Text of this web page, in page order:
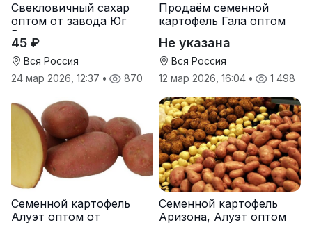
Свекловичный сахар
оптом от завода Юг
Руси
45 ₽
Вся Россия
24 мар 2026, 12:37 • 870
Продаём семенной
картофель Гала оптом
Не указана
Вся Россия
12 мар 2026, 16:04 • 1 498
Семенной картофель
Алуэт оптом от
Семенной картофель
Аризона, Алуэт оптом